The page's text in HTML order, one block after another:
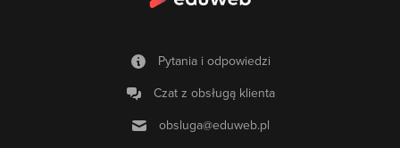
Pytania i odpowiedzi
Czat z obsługą klienta
obsluga@eduweb.pl